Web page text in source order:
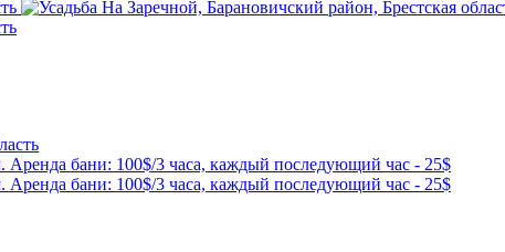
бани: 100$/3 часа, каждый последующий час - 25$
бани: 100$/3 часа, каждый последующий час - 25$